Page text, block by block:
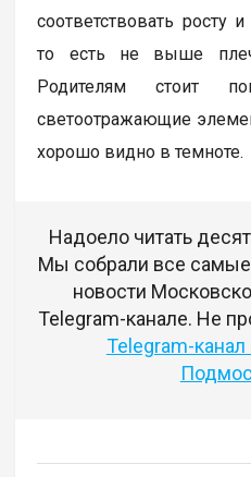
соответствовать росту
то есть не выше
Родителям стоит
светоотражающие
хорошо видно в темноте.
Надоело читать
Мы собрали все
новости
Telegram-канале. Не
Telegram-